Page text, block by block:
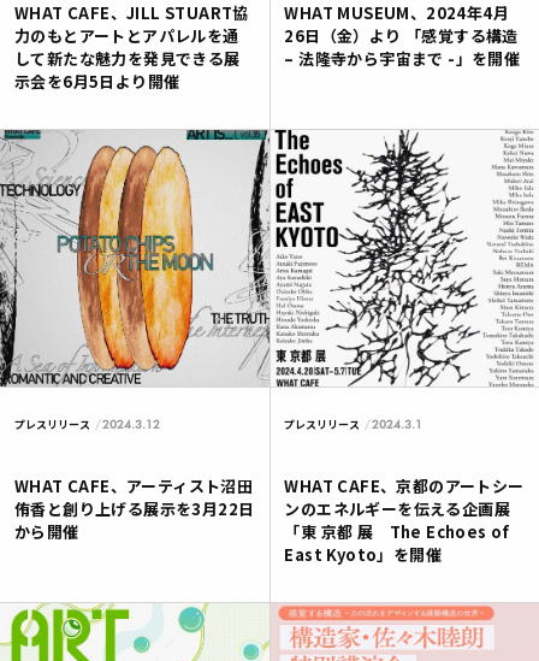
WHAT CAFE、JILL STUART協
力のもとアートとアパレルを通
して新たな魅力を発見できる展
示会を6月5日より開催
WHAT MUSEUM、2024年4月
26日（金）より 「感覚する構造
– 法隆寺から宇宙まで -」を開催
プレスリリース 2024.3.12
WHAT CAFE、アーティスト沼田
侑香と創り上げる展示を3月22日
から開催
プレスリリース 2024.3.1
WHAT CAFE、京都のアートシー
ンのエネルギーを伝える企画展
「東 京都 展 The Echoes of
East Kyoto」を開催